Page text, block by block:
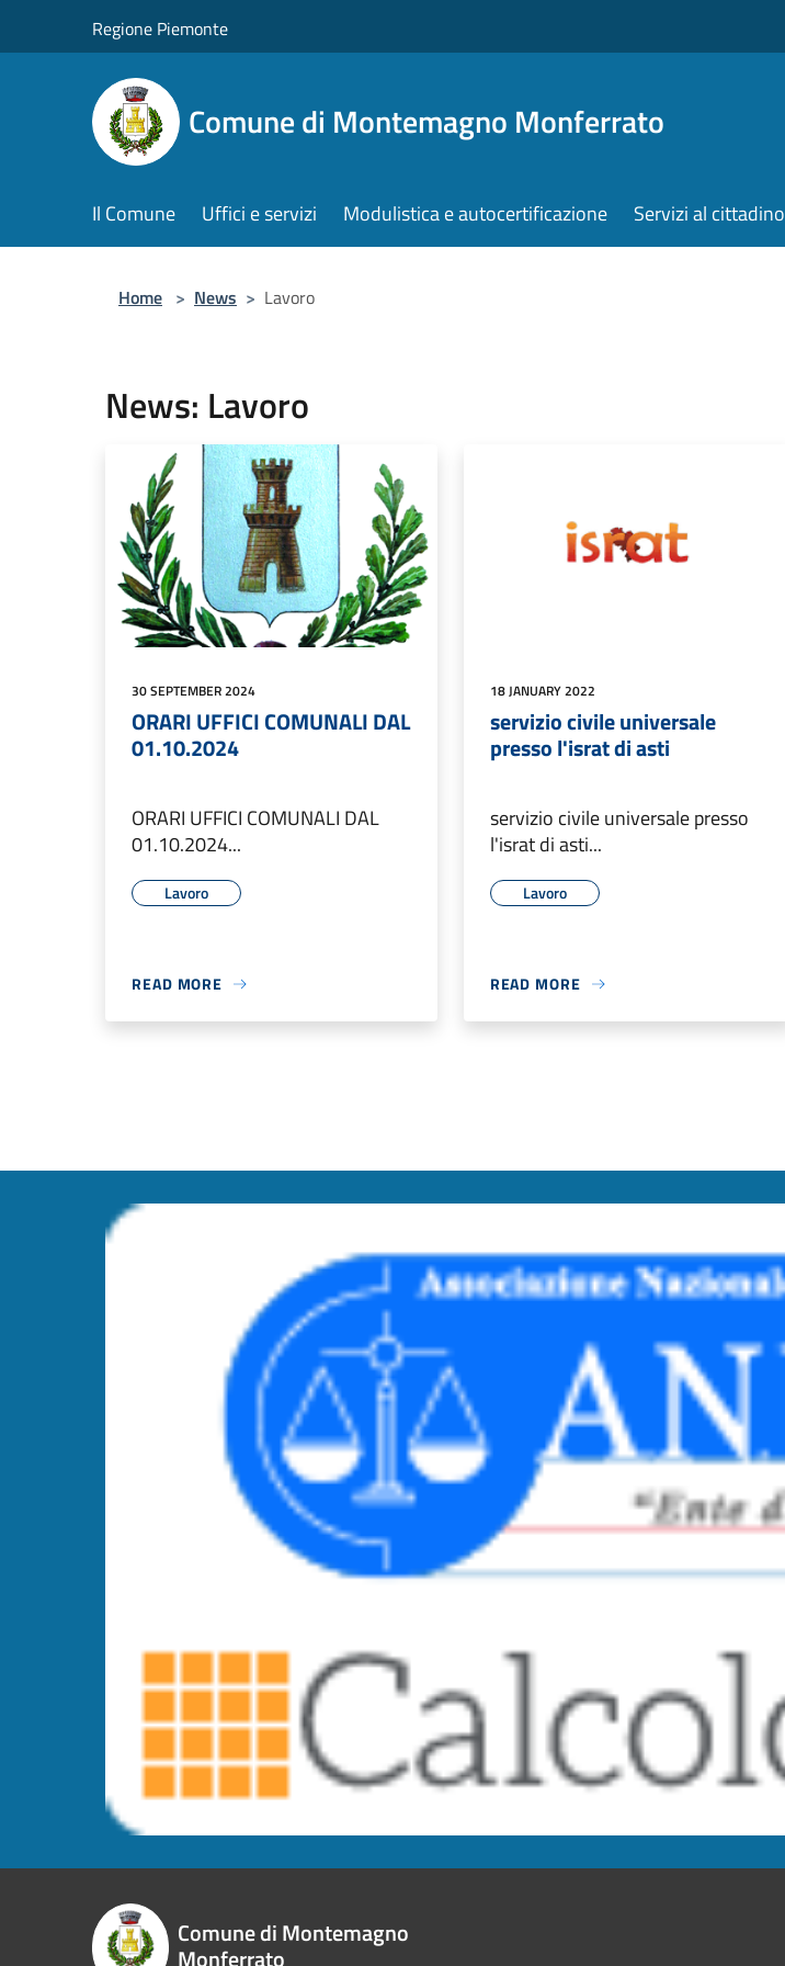
Regione Piemonte
Comune di Montemagno Monferrato
Il Comune Uffici e servizi Modulistica e autocertificazione Servizi al cittadino
Home > News > Lavoro
News: Lavoro
30 SEPTEMBER 2024
ORARI UFFICI COMUNALI DAL
01.10.2024
ORARI UFFICI COMUNALI DAL
01.10.2024...
Lavoro
READ MORE
18 JANUARY 2022
servizio civile universale
presso l'israt di asti
servizio civile universale presso
l'israt di asti...
Lavoro
READ MORE
Comune di Montemagno
Monferrato